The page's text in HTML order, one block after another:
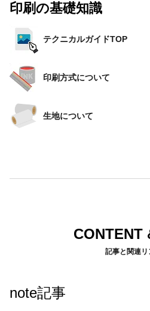
印刷の基礎知識
テクニカルガイドTOP
印刷方式について
生地について
CONTENT
記事と関連リ
note記事